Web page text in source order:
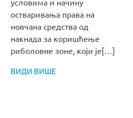
условима и начину
остваривања права на
новчана средства од
накнада за коришћење
риболовне зоне, који је[…]
ВИДИ ВИШЕ